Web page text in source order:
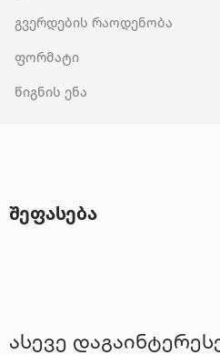
გვერდების რაოდენობა
ფორმატი
წიგნის ენა
შეფასება
ასევე